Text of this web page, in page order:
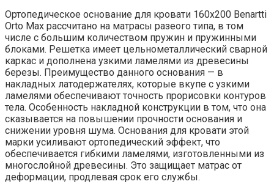
Ортопедическое основание для кровати 160х200 Benartti
Orto Max рассчитано на матрасы разеого типа, в том
числе с большим количеством пружин и пружинными
блоками. Решетка имеет цельнометаллический сварной
каркас и дополнена узкими ламелями из древесины
березы. Преимущество данного основания — в
накладных латодержателях, которые вкупе с узкими
ламелями обеспечивают точность прорисовки контуров
тела. Особенность накладной конструкции в том, что она
сказывается на повышении прочности основания и
снижении уровня шума. Основания для кровати этой
марки усиливают ортопедический эффект, что
обеспечивается гибкими ламелями, изготовленными из
многослойной древесины. Это защищает матрас от
деформации, продлевая срок его службы.